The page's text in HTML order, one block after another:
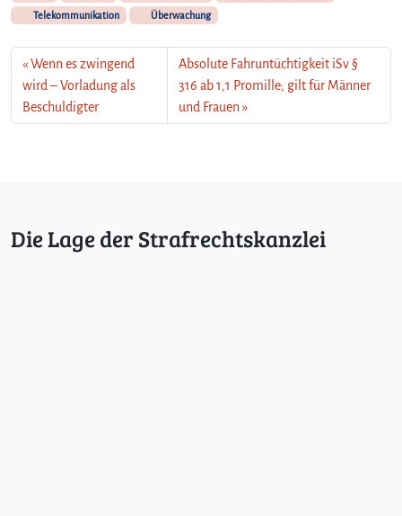
Telekommunikation
Überwachung
Wenn es zwingend
wird – Vorladung als
Beschuldigter
Absolute Fahruntüchtigkeit iSv §
316 ab 1,1 Promille; gilt für Männer
und Frauen
Die Lage der Strafrechtskanzlei